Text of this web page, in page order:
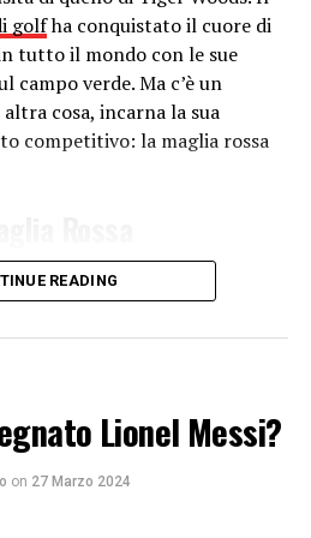
dei match di questa
flop, per ora
golfha conquistato il cuore di
tutto il mondo con le sue
campo verde. Ma c’è un
cosa, incarna la sua
competitivo: la maglia rossa
di questa maglia rossa,
passato. Risale agli anni ’90
di adottare la maglia rossa
estetica, si
sorta di talismano per il
la Maglia Rossa
READING
Lionel Messi?
on 27 Marzo 2024